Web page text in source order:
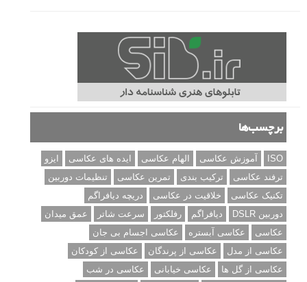
برچسب‌ها
ISO آموزش عکاسی الهام عکاسی ایده های عکاسی
ایزو
ترفند عکاسی
ترکیب بندی تمرین عکاسی
تنظیمات دوربین
تکنیک عکاسی
خلاقیت در عکاسی
دریچه دیافراگم
دوربین DSLR
دیافراگم رفلکتور سرعت شاتر
عمق میدان
عکاسی
عکاسی آبستره
عکاسی اجسام بی جان
عکاسی از مدل
عکاسی از پرندگان
عکاسی از کودکان
عکاسی از گل ها
عکاسی خیابانی
عکاسی در شب